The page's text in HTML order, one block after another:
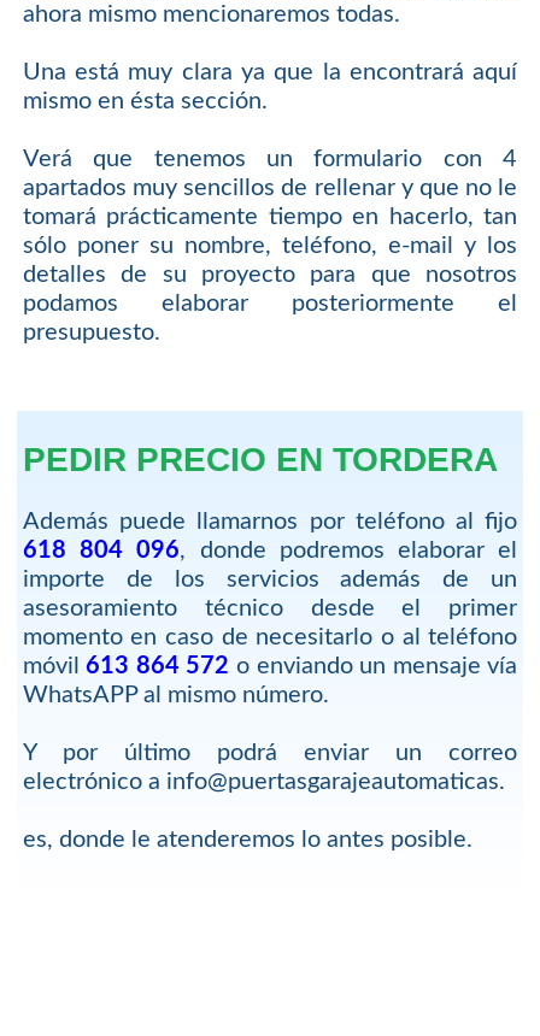
ahora mismo mencionaremos todas.
Una está muy clara ya que la encontrará aquí
mismo en ésta sección.
Verá que tenemos un formulario con 4
apartados muy sencillos de rellenar y que no le
tomará prácticamente tiempo en hacerlo, tan
sólo poner su nombre, teléfono, e-mail y los
detalles de su proyecto para que nosotros
podamos elaborar posteriormente el
presupuesto.
PEDIR PRECIO EN TORDERA
Además puede llamarnos por teléfono al fijo
618 804 096, donde podremos elaborar el
importe de los servicios además de un
asesoramiento técnico desde el primer
momento en caso de necesitarlo o al teléfono
móvil613 864 572 o enviando un mensaje vía
WhatsAPP al mismo número.
Y por último podrá enviar un correo
electrónico a info@puertasgarajeautomaticas.
es, donde le atenderemos lo antes posible.